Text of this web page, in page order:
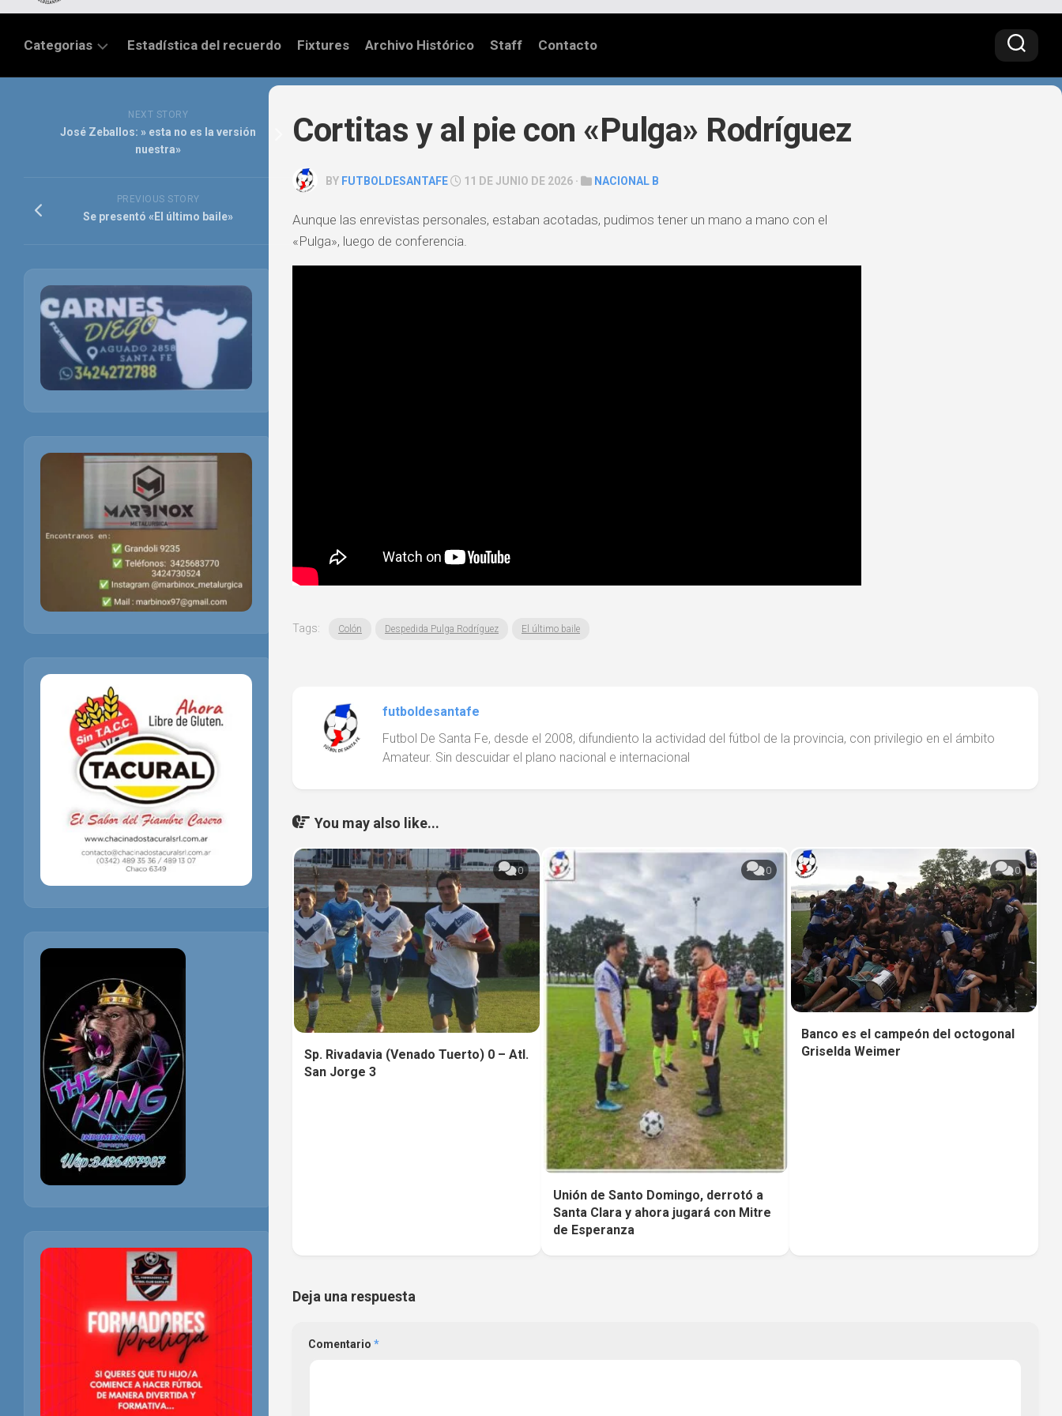
Categorias
FEDERAL
PRIMERA
FÚTBOL
INTERNACIONAL
Estadística del recuerdo Fixtures Archivo Histórico Staff Contacto
Cortitas y al pie con «Pulga» Rodríguez
BY FUTBOLDESANTAFE 11 DE JUNIO DE 2026 · NACIONAL B
Aunque las enrevistas personales, estaban acotadas, pudimos tener un mano a mano con el
«Pulga», luego de conferencia.
Tags: Colón Despedida Pulga Rodríguez El último baile
futboldesantafe
Futbol De Santa Fe, desde el 2008, difundiento la actividad del fútbol de la provincia, con privilegio en el ámbito
Amateur. Sin descuidar el plano nacional e internacional
You may also like...
0
Sp. Rivadavia (Venado Tuerto) 0 – Atl.
San Jorge 3
0
Unión de Santo Domingo, derrotó a
Santa Clara y ahora jugará con Mitre
de Esperanza
0
Banco es el campeón del octogonal
Griselda Weimer
Deja una respuesta
Comentario *
NEXT STORY
José Zeballos: » esta no es la versión
nuestra»
PREVIOUS STORY
Se presentó «El último baile»